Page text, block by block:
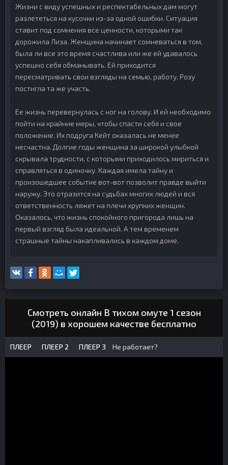
Жизни с виду успешных и респектабельных дам могут
разлететься на кусочки из-за одной ошибки. Ситуация
ставит под сомнения все ценности, которыми так
дорожила Лиза. Женщина начинает сомневаться в том,
была ли все это время счастлива или же ей удавалось
успешно себя обманывать. Ей приходится
пересматривать свои взгляды на семью, работу. Розу
постигла та же участь.
Ее жизнь перевернулась с ног на голову. И ей необходимо
пойти на крайние меры, чтобы спасти себя и свое
положение. Их подруга Кейт оказалась не менее
несчастна. Долгие годы женщина за широкой улыбкой
скрывала трудности, с которыми приходилось мириться и
справляться в одиночку. Каждая имела тайну и
произошедшее событие вот-вот позволит правде выйти
наружу. Это отразится на судьбах многих людей и вся
ответственность ляжет на плечи хрупких женщин.
Оказалось, что жизнь спокойного пригорода лишь на
первый взгляд была идеальной. А тем временем
страшные тайны накапливались в каждом доме.
Смотреть онлайн В тихом омуте 1 сезон
(2019) в хорошем качестве бесплатно
ПЛЕЕР ПЛЕЕР 2 ПЛЕЕР 3 Не работает?